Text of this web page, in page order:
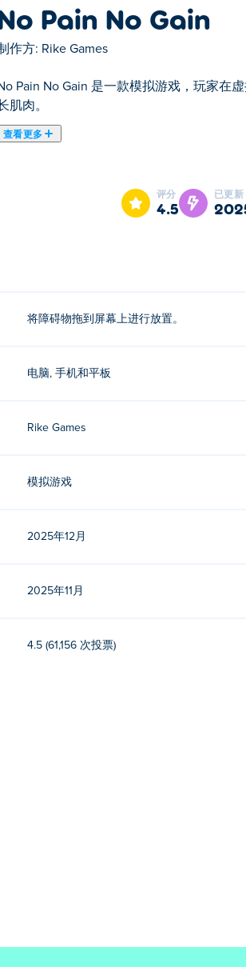
Pain No Gain
作方: Rike Games
Pain No Gain 是一款模拟游戏，玩家在
肌肉。
查看更多
经典布娃娃游戏类型的一次全新演绎。
置它们！
？
No Gain》这款游戏吗？
设备（如手机和平板电脑）上玩。
评分
4.5
已更新
将障碍物拖到屏幕上进行放置。
电脑, 手机和平板
Rike Games
模拟游戏
2025年12月
2025年11月
4.5 (61,156 次投票)